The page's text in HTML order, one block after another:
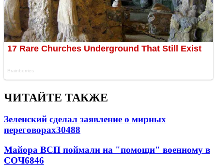
ЧИТАЙТЕ ТАКЖЕ
Зеленский сделал заявление о мирных
переговорах30488
Майора ВСП поймали на "помощи" военному в
СОЧ6846